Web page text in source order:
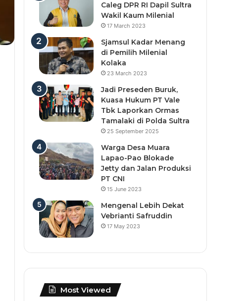
Caleg DPR RI Dapil Sultra
Wakil Kaum Milenial
17 March 2023
Sjamsul Kadar Menang
di Pemilih Milenial
Kolaka
23 March 2023
Jadi Preseden Buruk,
Kuasa Hukum PT Vale
Tbk Laporkan Ormas
Tamalaki di Polda Sultra
25 September 2025
Warga Desa Muara
Lapao-Pao Blokade
Jetty dan Jalan Produksi
PT CNI
15 June 2023
Mengenal Lebih Dekat
Vebrianti Safruddin
17 May 2023
Most Viewed